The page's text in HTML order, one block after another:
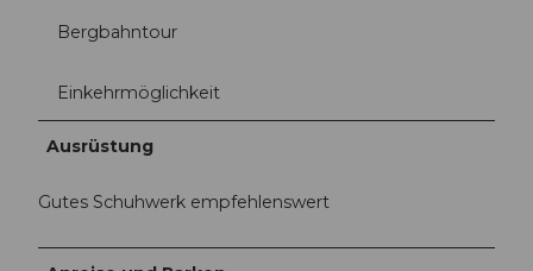
Bergbahntour
Einkehrmöglichkeit
Ausrüstung
Gutes Schuhwerk empfehlenswert